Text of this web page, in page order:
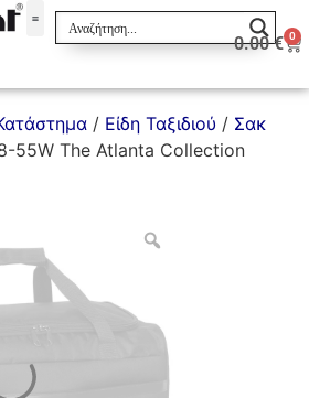
0.00€ 0
/ Είδη Ταξιδιού / Σακ
55W The Atlanta Collection